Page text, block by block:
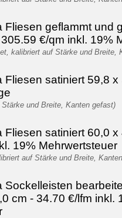
Fliesen geflammt und
€/qm inkl. 19%
kalibriert auf Stärke und Breite,
Fliesen satiniert 59,8 x
und Breite, Kanten gefast)
Fliesen satiniert 60,0 x
19% Mehrwertsteuer
auf Stärke und Breite,
Sockelleisten
cm - 34.70 €/lfm inkl.